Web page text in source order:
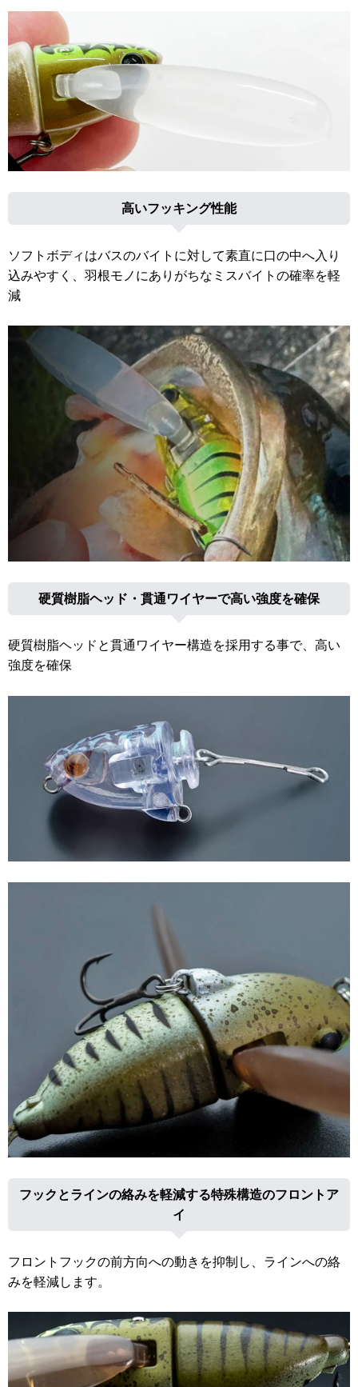
高いフッキング性能
ソフトボディはバスのバイトに対して素直に口の中へ入り
込みやすく、羽根モノにありがちなミスバイトの確率を軽
減
硬質樹脂ヘッド・貫通ワイヤーで高い強度を確保
硬質樹脂ヘッドと貫通ワイヤー構造を採用する事で、高い
強度を確保
フックとラインの絡みを軽減する特殊構造のフロントア
イ
フロントフックの前方向への動きを抑制し、ラインへの絡
みを軽減します。